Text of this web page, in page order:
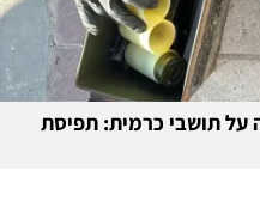
על תושבי כרמית: תפיסת